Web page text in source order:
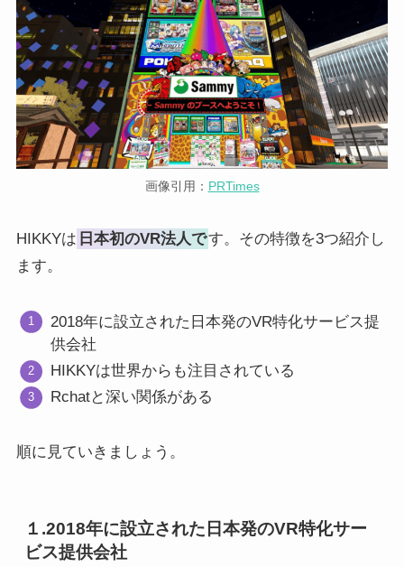
画像引用： PRTimes
HIKKYは 日本初のVR法人です。その特徴を3つ紹介し
ます。
2018年に設立された日本発のVR特化サービス提
供会社
HIKKYは世界からも注目されている
Rchatと深い関係がある
順に見ていきましょう。
１.2018年に設立された日本発のVR特化サー
ビス提供会社